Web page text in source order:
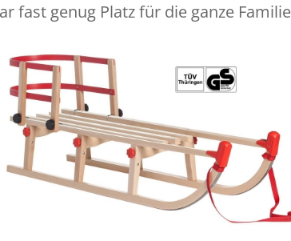
fast genug Platz für die ganze